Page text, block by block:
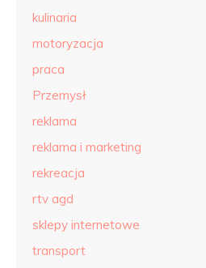
kulinaria
motoryzacja
praca
Przemysł
reklama
reklama i marketing
rekreacja
rtv agd
sklepy internetowe
transport